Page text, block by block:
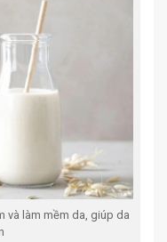
và làm mềm da, giúp da